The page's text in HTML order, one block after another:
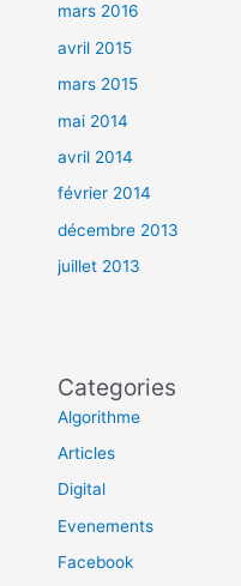
mars 2016
avril 2015
mars 2015
mai 2014
avril 2014
février 2014
décembre 2013
juillet 2013
Categories
Algorithme
Articles
Digital
Evenements
Facebook